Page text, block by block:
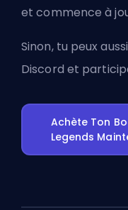
et commence à
Sinon, tu peux aussi
Discord et
Achète Ton
Legends